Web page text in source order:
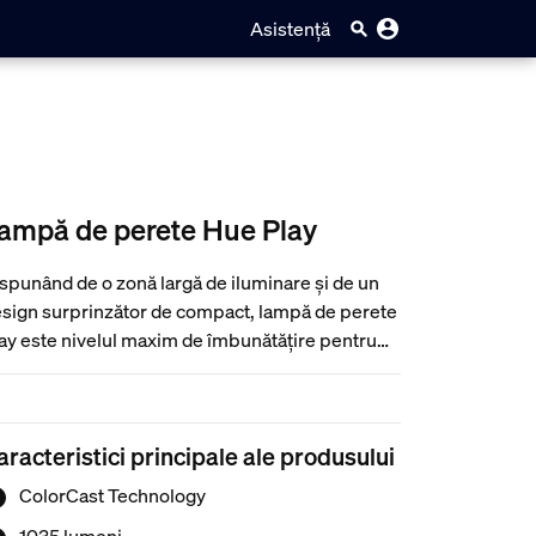
Asistență
de perete Hue Play
de o zonă largă de iluminare și de un
surprinzător de compact, lampă de perete
este nivelul maxim de îmbunătățire pentru
Datorită tehnologiei ColorCast și
perfect pentru sistemul tău home theater
oricare altul).principale ale produsului
ColorCast Technology